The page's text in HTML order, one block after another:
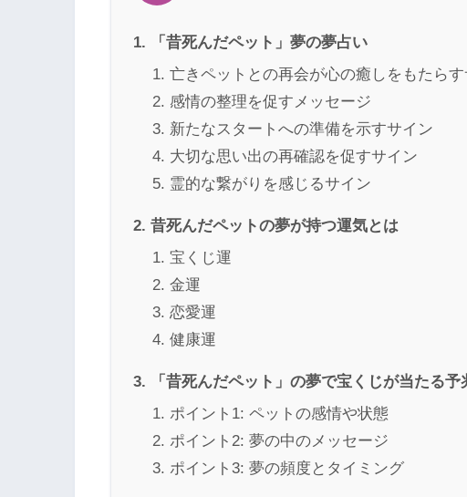
「昔死んだペット」夢の夢占い
亡きペットとの再会が心の癒しをもたら
感情の整理を促すメッセージ
新たなスタートへの準備を示すサイン
大切な思い出の再確認を促すサイン
霊的な繋がりを感じるサイン
昔死んだペットの夢が持つ運気とは
宝くじ運
金運
恋愛運
健康運
「昔死んだペット」の夢で宝くじが当たる
ポイント1: ペットの感情や状態
ポイント2: 夢の中のメッセージ
ポイント3: 夢の頻度とタイミング